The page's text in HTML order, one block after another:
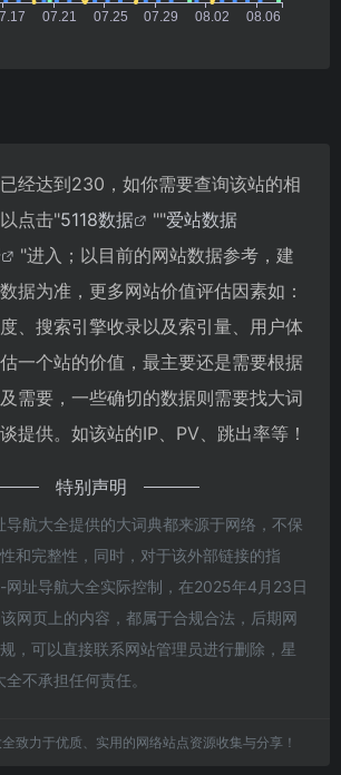
经达到230，如你需要查询该站的相
点击"5118数据 ""爱站数据
"进入；以目前的网站数据参考，建
据为准，更多网站价值评估因素如：
、搜索引擎收录以及索引量、用户体
一个站的价值，最主要还是需要根据
需要，一些确切的数据则需要找大词
提供。如该站的IP、PV、跳出率等！
特别声明
航大全提供的大词典都来源于网络，不保
和完整性，同时，对于该外部链接的指
网址导航大全实际控制，在2025年4月23日
网页上的内容，都属于合规合法，后期网
，可以直接联系网站管理员进行删除，星
不承担任何责任。
致力于优质、实用的网络站点资源收集与分享！